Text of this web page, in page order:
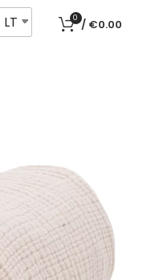
LT 0 / €0.00